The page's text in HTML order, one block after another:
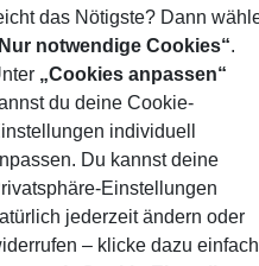
- zum Ortszentrum: ca. 10 m -
Dusche oder Badewanne,
Dusche, Haartrockner,
Klimaanlage, zentral
Klimaanlage, zentral
das Nötigste? Dann
notwendige Cookies“.
„Cookies anpassen“
du deine Cookie-
individuell
Du kannst deine
Einstellungen
jederzeit ändern oder
– klicke dazu einfach